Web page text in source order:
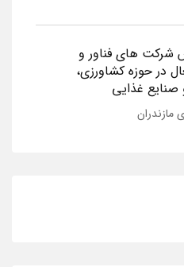
شرکت های فناور و
در حوزه کشاورزی،
صنایع غذایی
مازندران